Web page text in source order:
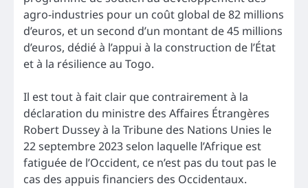
agro-industries pour un coût global de 82 millions
d’euros, et un second d’un montant de 45 millions
d’euros, dédié à l’appui à la construction de l’État
et à la résilience au Togo.
Il est tout à fait clair que contrairement à la
déclaration du ministre des Affaires Étrangères
Robert Dussey à la Tribune des Nations Unies le
22 septembre 2023 selon laquelle l’Afrique est
fatiguée de l’Occident, ce n’est pas du tout pas le
cas des appuis financiers des Occidentaux.